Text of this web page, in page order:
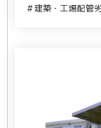
＃建築・工場配管